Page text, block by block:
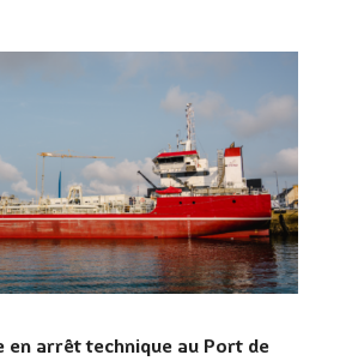
en arrêt technique au Port de